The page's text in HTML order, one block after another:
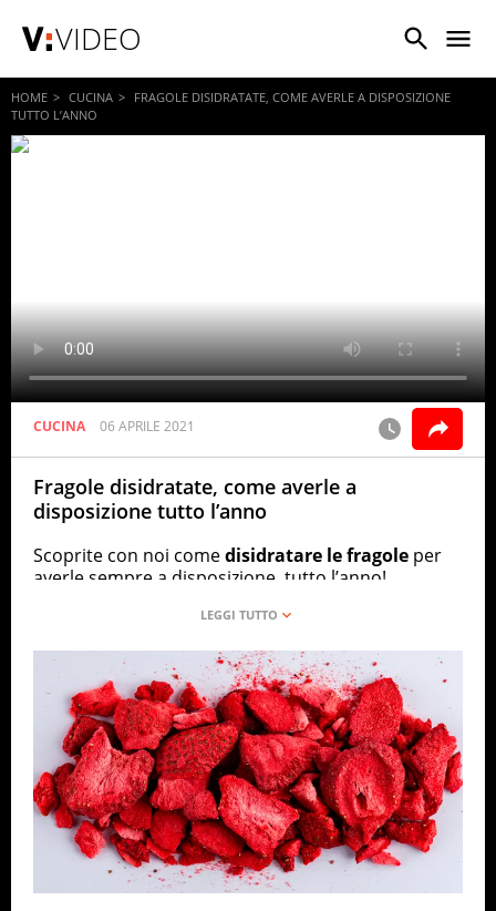
VIDEO
HOME CUCINA
FRAGOLE DISIDRATATE, COME AVERLE A DISPOSIZIONE
TUTTO L’ANNO
CUCINA 06 APRILE 2021
Fragole disidratate, come averle a
disposizione tutto l’anno
Scoprite con noi comedisidratare le fragole per
averle sempre a disposizione, tutto l’anno!
disidratazione alimentareè uno dei metodi
rimozione dell’acquaperevaporazionee si adatta
perfettamente ad alcuni tipi difrutta, come ad
esempio le fragole, che, una volta disidratate,
diventano più piccole,croccantie con un sapore
più intenso. Se, in casa, avete unessiccatore,
otterrete le vostre fragole essiccate nel giro di
qualche ora e – ve lo garantiamo! – senza alcuna
fatica. Per prima cosa, lavate le fragole e dividetele
in 4 parti. Una volta riempiti icassettini
dell’essiccatore, impostate unatemperatura
attorno ai 50°e lasciate in azione per almeno
Preferite una consistenza più croccante? Fate